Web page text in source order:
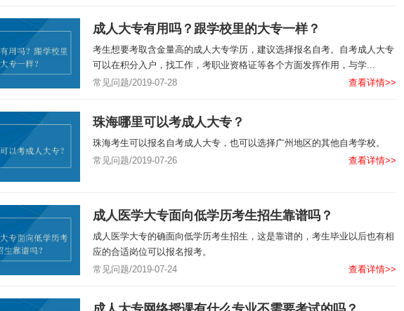
成人大专有用吗？跟学校里的大专一样？
考生想要考取含金量高的成人大专学历，建议选择报名自考。自考成人大专
可以在积分入户，找工作，考职业资格证等各个方面发挥作用，与学...
常见问题/2019-07-28
查看详情>>
珠海哪里可以考成人大专？
珠海考生可以报名自考成人大专，也可以选择广州地区的其他自考学校。
常见问题/2019-07-26
查看详情>>
成人医学大专面向低学历考生招生靠谱吗？
成人医学大专的确面向低学历考生招生，这是靠谱的，考生毕业以后也有相
应的合适岗位可以报名报考。
常见问题/2019-07-24
查看详情>>